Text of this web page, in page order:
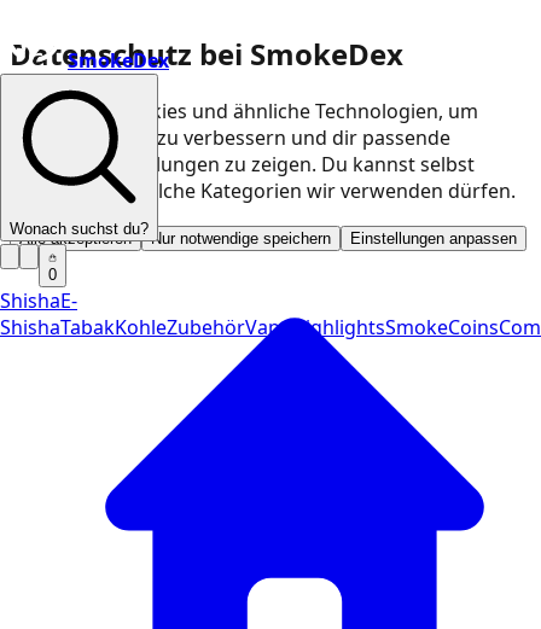
Datenschutz bei SmokeDex
Wir nutzen Cookies und ähnliche Technologien, um
unsere Website zu verbessern und dir passende
Produktempfehlungen zu zeigen. Du kannst selbst
entscheiden, welche Kategorien wir verwenden dürfen.
Alle akzeptieren Nur notwendige speichern Einstellungen anpassen
SmokeDex
Wonach suchst du?
0
ShishaE-
ShishaTabakKohleZubehörVapeHighlightsSmokeCoins